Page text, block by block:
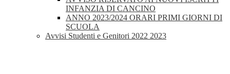
INFANZIA DI CANCINO
ANNO 2023/2024 ORARI PRIMI GIORNI DI
SCUOLA
Avvisi Studenti e Genitori 2022 2023